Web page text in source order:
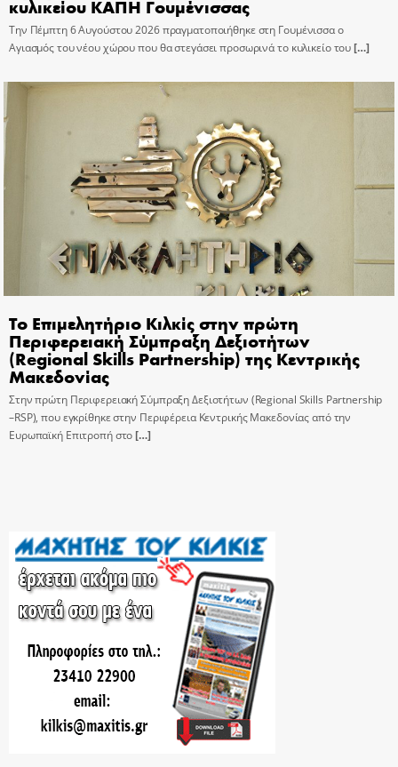
κυλικείου ΚΑΠΗ Γουμένισσας
Την Πέμπτη 6 Αυγούστου 2026 πραγματοποιήθηκε στη Γουμένισσα ο
Αγιασμός του νέου χώρου που θα στεγάσει προσωρινά το κυλικείο του[…]
Το Επιμελητήριο Κιλκίς στην πρώτη
Περιφερειακή Σύμπραξη Δεξιοτήτων
(Regional Skills Partnership) της Κεντρικής
Μακεδονίας
Στην πρώτη Περιφερειακή Σύμπραξη Δεξιοτήτων (Regional Skills Partnership
–RSP), που εγκρίθηκε στην Περιφέρεια Κεντρικής Μακεδονίας από την
Ευρωπαϊκή Επιτροπή στο[…]